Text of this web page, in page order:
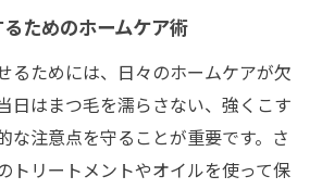
のカール持続技術を解説
しさを保つ日常ケアの秘訣
持ちする新しい施術メニュー
ツエクの持続力を徹底比較
つパ長持ちの裏技紹介
ためのホームケア術
るためには、日々のホームケアが欠
日はまつ毛を濡らさない、強くこす
な注意点を守ることが重要です。さ
トリートメントやオイルを使って保